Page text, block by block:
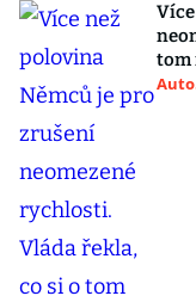
tom